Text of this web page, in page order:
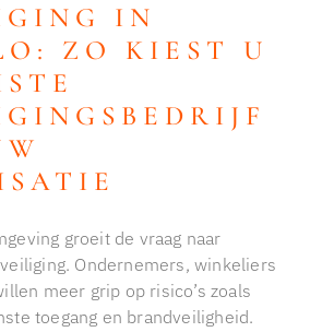
IN
ZO KIEST U
groeit de vraag naar
Ondernemers, winkeliers
meer grip op risico’s zoals
toegang en brandveiligheid.